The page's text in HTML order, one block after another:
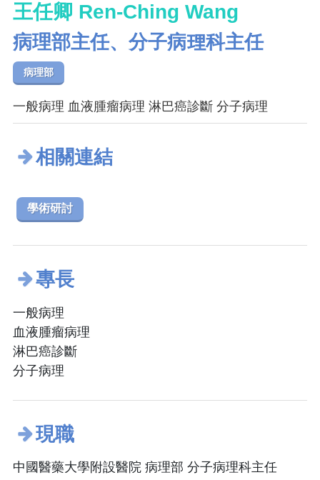
王任卿 Ren-Ching Wang
病理部主任、分子病理科主任
病理部
一般病理 血液腫瘤病理 淋巴癌診斷 分子病理
相關連結
學術研討
專長
一般病理
血液腫瘤病理
淋巴癌診斷
分子病理
現職
中國醫藥大學附設醫院 病理部 分子病理科主任